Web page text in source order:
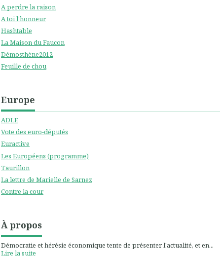
A perdre la raison
A toi l'honneur
Hashtable
La Maison du Faucon
Démosthène2012
Feuille de chou
Europe
ADLE
Vote des euro-députés
Euractive
Les Européens (programme)
Taurillon
La lettre de Marielle de Sarnez
Contre la cour
À propos
Démocratie et hérésie économique tente de présenter l'actualité, et en...
Lire la suite